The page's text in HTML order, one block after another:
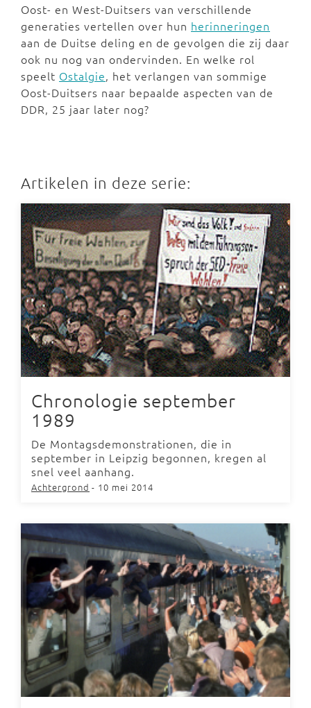
Oost- en West-Duitsers van verschillende
generaties vertellen over hun herinneringen
aan de Duitse deling en de gevolgen die zij daar
ook nu nog van ondervinden. En welke rol
speelt Ostalgie, het verlangen van sommige
Oost-Duitsers naar bepaalde aspecten van de
DDR, 25 jaar later nog?
Artikelen in deze serie:
Chronologie september
1989
De Montagsdemonstrationen, die in
september in Leipzig begonnen, kregen al
snel veel aanhang.
Achtergrond - 10 mei 2014